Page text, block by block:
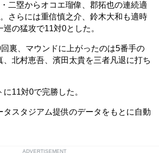
二塁からオコエ瑠偉、郡拓也の連続適
さらには重信慎之介、鈴木大和も適時
の猛攻で11対0とした。
裏、マウンドに上がったのは5番手の
、北村恵吾、濱田太貴を三者凡退に打ち
11対0で完勝した。
スタジアム提供のデータをもとに自動
ADVERTISEMENT